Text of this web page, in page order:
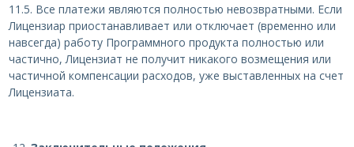
11.5. Все платежи являются полностью невозвратными. Если
Лицензиар приостанавливает или отключает (временно или
навсегда) работу Программного продукта полностью или
частично, Лицензиат не получит никакого возмещения или
частичной компенсации расходов, уже выставленных на счет
Лицензиата.